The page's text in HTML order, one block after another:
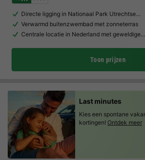
Directe ligging in Nationaal Park Utrechtse…
Verwarmd buitenzwembad met zonneterras
Centrale locatie in Nederland met geweldige…
Toon prijzen
Last minutes
Kies een spontane
kortingen! Ontdek meer